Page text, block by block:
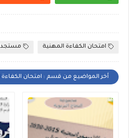
امتحان الكفاءة المهنية
أخر المواضيع من قسم : امتحان الكفاءة